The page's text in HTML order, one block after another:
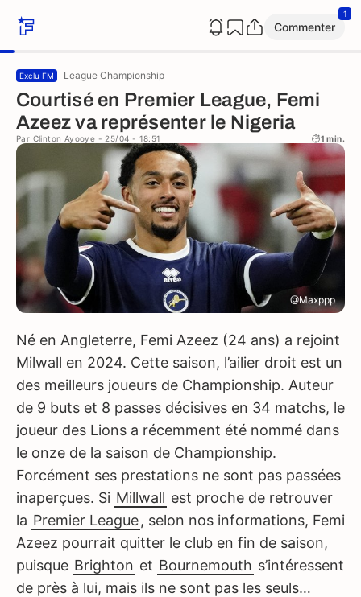
Commenter
1
Exclu FM League Championship
Courtisé en Premier League, Femi
Azeez va représenter le Nigeria
Par Clinton Ayooye - 25/04 - 18:51 1 min.
@Maxppp
Né en Angleterre, Femi Azeez (24 ans) a rejoint
Milwall en 2024. Cette saison, l’ailier droit est un
des meilleurs joueurs de Championship. Auteur
de 9 buts et 8 passes décisives en 34 matchs, le
joueur des Lions a récemment été nommé dans
le onze de la saison de Championship.
Forcément ses prestations ne sont pas passées
inaperçues. Si Millwall est proche de retrouver
la Premier League, selon nos informations, Femi
Azeez pourrait quitter le club en fin de saison,
puisque Brighton et Bournemouth s’intéressent
de près à lui, mais ils ne sont pas les seuls…